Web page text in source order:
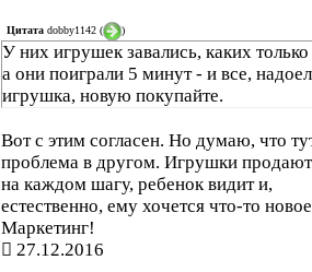
Цитата dobby1142 ( )
У них игрушек завались, каких только
а они поиграли 5 минут - и все,
игрушка, новую покупайте.
Вот с этим согласен. Но думаю, что
проблема в другом. Игрушки
на каждом шагу, ребенок видит и,
естественно, ему хочется что-то
Маркетинг!
27.12.2016